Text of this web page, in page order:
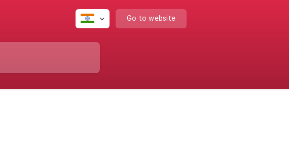
Go to website